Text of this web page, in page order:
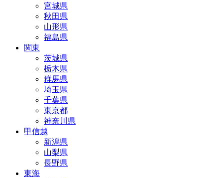
宮城県
秋田県
山形県
福島県
関東
茨城県
栃木県
群馬県
埼玉県
千葉県
東京都
神奈川県
甲信越
新潟県
山梨県
長野県
東海